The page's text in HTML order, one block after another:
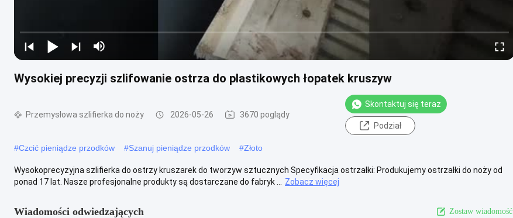
Wysokiej precyzji szlifowanie ostrza do plastikowych łopatek kruszyw
Przemysłowa szlifierka do noży 2026-05-26 3670 poglądy
Skontaktuj się teraz
Podział
#Czcić pieniądze przodków #Szanuj pieniądze przodków #Złoto
Wysokoprecyzyjna szlifierka do ostrzy kruszarek do tworzyw sztucznych Specyfikacja ostrzałki: Produkujemy ostrzałki do noży od
ponad 17 lat. Nasze profesjonalne produkty są dostarczane do fabryk ...
Zobacz więcej
Wiadomości odwiedzających Zostaw wiadomość.